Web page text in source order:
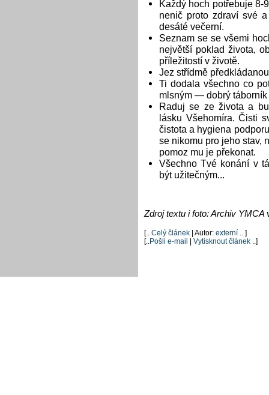
Každý hoch potřebuje 8-
nenič proto zdraví své
desáté večerní.
Seznam se se všemi
největší poklad života,
příležitostí v životě.
Jez střídmě
Ti dodala všechno co
mlsným — dobrý
Raduj se ze života a
lásku Všehomíra. Čisti
čistota a hygiena
se nikomu pro jeho stav,
pomoz mu je překonat.
Všechno Tvé konání v
být užitečným...
Zdroj textu i foto: Archiv YMCA
[.. Celý článek | Autor: externí .. ]
[.. Pošli e-mail | Vytisknout článek ..]